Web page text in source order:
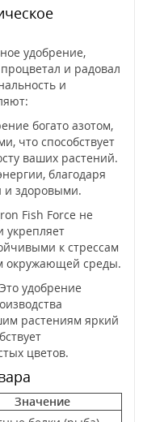
удобрение,
и радовал
и
богато азотом,
что способствует
ваших растений.
благодаря
и здоровыми.
Fish Force не
укрепляет
к стрессам
окружающей среды.
Это удобрение
растениям яркий
цветов.
Значение